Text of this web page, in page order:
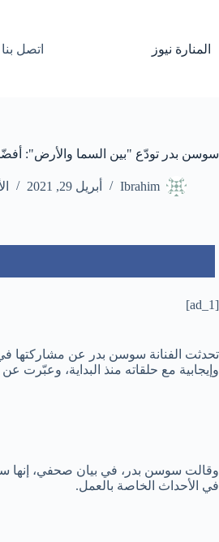
المنارة نيوز اتصل بنا
سوسن بدر تودّع "بين السما والأرض":
Ibrahim أبريل 29, 2021
[ad_1]
تحدثت الفنانة سوسن بدر عن مشاركتها
وإيجابية مع حلقاته منذ البداية، وعبّرت
وقالت سوسن بدر، في بيان صحفي، إنها
في الأحداث الخاصة بالعمل.